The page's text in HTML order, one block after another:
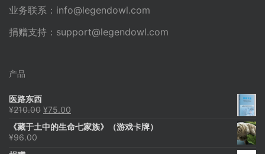
业务联系： info@legendowl.com
捐赠支持： support@legendowl.com
产品
医路东西
¥210.00 原
为：
¥75.00
价
《藏于土中的生命七家族》（游戏卡牌）
¥96.00